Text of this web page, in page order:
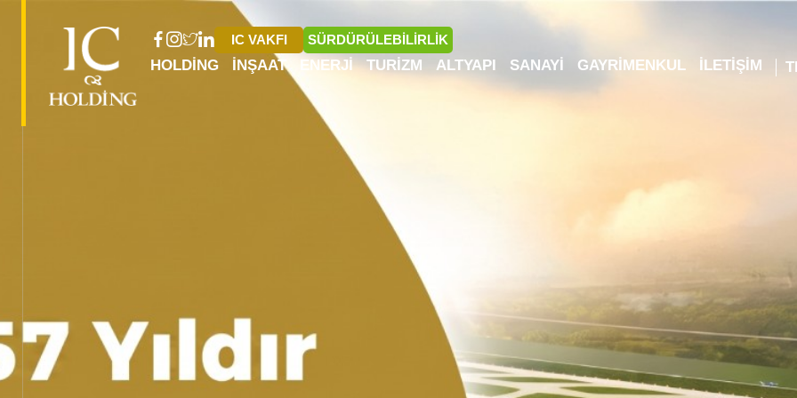
IC VAKFI SÜRDÜRÜLEBİLİRLİK
HOLDING İNŞAAT ENERJI TURIZM ALTYAPI SANAYI GAYRIMENKUL İLETIŞIM